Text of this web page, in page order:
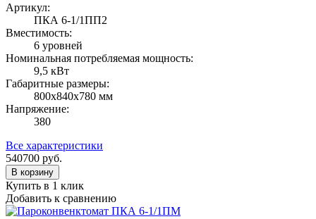
Артикул:
ПКА 6-1/1ПП2
Вместимость:
6 уровней
Номинальная потребляемая мощность:
9,5 кВт
Габаритные размеры:
800х840х780 мм
Напряжение:
380
Все характеристики
540700 руб.
В корзину
Купить в 1 клик
Добавить к сравнению